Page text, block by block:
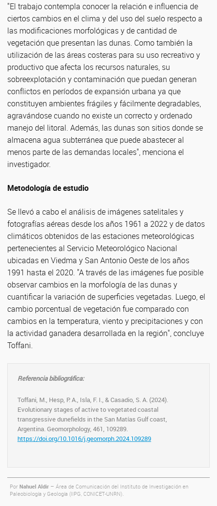
"El trabajo contempla conocer la relación e influencia de
ciertos cambios en el clima y del uso del suelo respecto a
las modificaciones morfológicas y de cantidad de
vegetación que presentan las dunas. Como también la
utilización de las áreas costeras para su uso recreativo y
productivo que afecta los recursos naturales, su
sobreexplotación y contaminación que puedan generan
conflictos en períodos de expansión urbana ya que
constituyen ambientes frágiles y fácilmente degradables,
agravándose cuando no existe un correcto y ordenado
manejo del litoral. Además, las dunas son sitios donde se
almacena agua subterránea que puede abastecer al
menos parte de las demandas locales", menciona el
investigador.
Metodología de estudio
Se llevó a cabo el análisis de imágenes satelitales y
fotografías aéreas desde los años 1961 a 2022 y de datos
climáticos obtenidos de las estaciones meteorológicas
pertenecientes al Servicio Meteorológico Nacional
ubicadas en Viedma y San Antonio Oeste de los años
1991 hasta el 2020. "A través de las imágenes fue posible
observar cambios en la morfología de las dunas y
cuantificar la variación de superficies vegetadas. Luego, el
cambio porcentual de vegetación fue comparado con
cambios en la temperatura, viento y precipitaciones y con
la actividad ganadera desarrollada en la región", concluye
Toffani.
Referencia bibliográfica:
Toffani, M., Hesp, P. A., Isla, F. I., & Casadio, S. A. (2024).
Evolutionary stages of active to vegetated coastal
transgressive dunefields in the San Matías Gulf coast,
Argentina. Geomorphology, 461, 109289.
https://doi.org/10.1016/j.geomorph.2024.109289
Por Nahuel Aldir – Área de Comunicación del Instituto de Investigación en
Paleobiología y Geología (IIPG, CONICET-UNRN).